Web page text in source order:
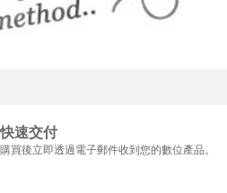
快速交付
購買後立即透過電子郵件收到您的數位產品。